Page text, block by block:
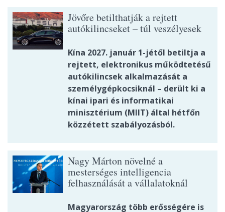
Jövőre betilthatják a rejtett
autókilincseket – túl veszélyesek
Kína 2027. január 1-jétől betiltja a
rejtett, elektronikus működtetésű
autókilincsek alkalmazását a
személygépkocsiknál – derült ki a
kínai ipari és informatikai
minisztérium (MIIT) által hétfőn
közzétett szabályozásból.
Nagy Márton növelné a
mesterséges intelligencia
felhasználását a vállalatoknál
Magyarország több erősségére is